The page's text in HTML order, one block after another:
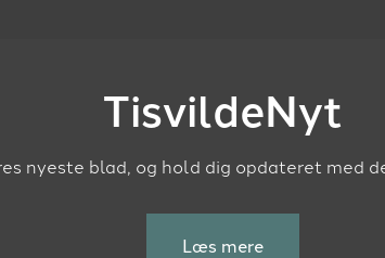
TisvildeNyt
nyeste blad, og hold dig opdateret med
Læs mere